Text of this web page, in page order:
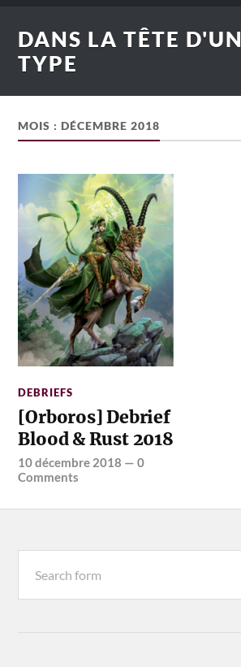
DANS LA TÊTE D'UN
TYPE
MOIS :DÉCEMBRE 2018
DEBRIEFS
[Orboros] Debrief
Blood & Rust 2018
10 décembre 2018 —0
Comments